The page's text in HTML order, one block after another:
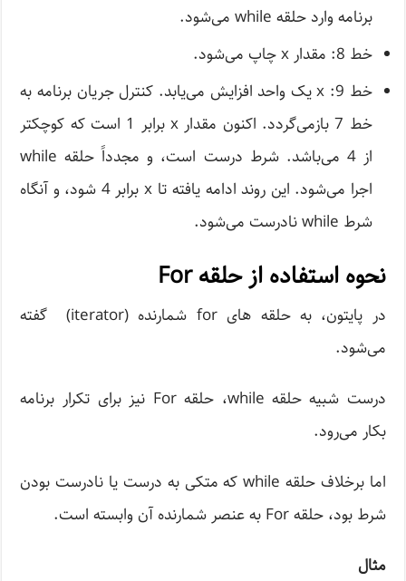
برنامه وارد حلقه while می‌شود.
خط 8: مقدار x چاپ می‌شود.
خط 9: x یک واحد افزایش می‌یابد. کنترل جریان برنامه به
خط 7 بازمی‌گردد. اکنون مقدار x برابر 1 است که کوچکتر
از 4 می‌باشد. شرط درست است، و مجدداً حلقه while
اجرا می‌شود. این روند ادامه یافته تا x برابر 4 شود، و آنگاه
شرط while نادرست می‌شود.
نحوه استفاده از حلقه For
در پایتون، به حلقه های for شمارنده (iterator) گفته
می‌شود.
درست شبیه حلقه while، حلقه For نیز برای تکرار برنامه
بکار می‌رود.
اما برخلاف حلقه while که متکی به درست یا نادرست بودن
شرط بود، حلقه For به عنصر شمارنده آن وابسته است.
مثال